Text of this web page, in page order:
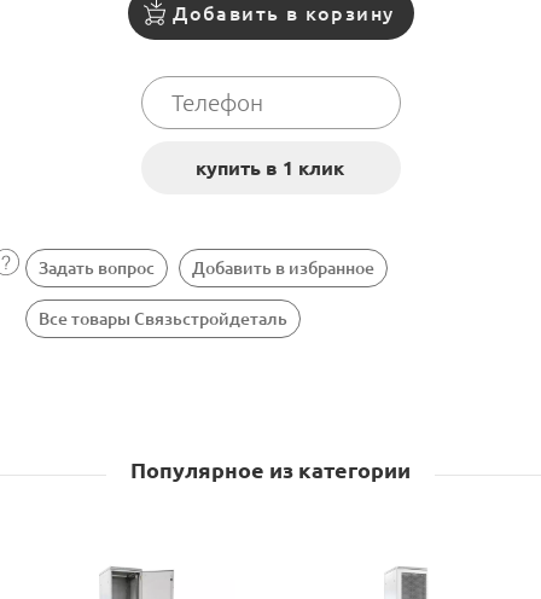
Добавить в корзину
Задать вопрос Добавить в избранное
Все товары Связьстройдеталь
Популярное из категории